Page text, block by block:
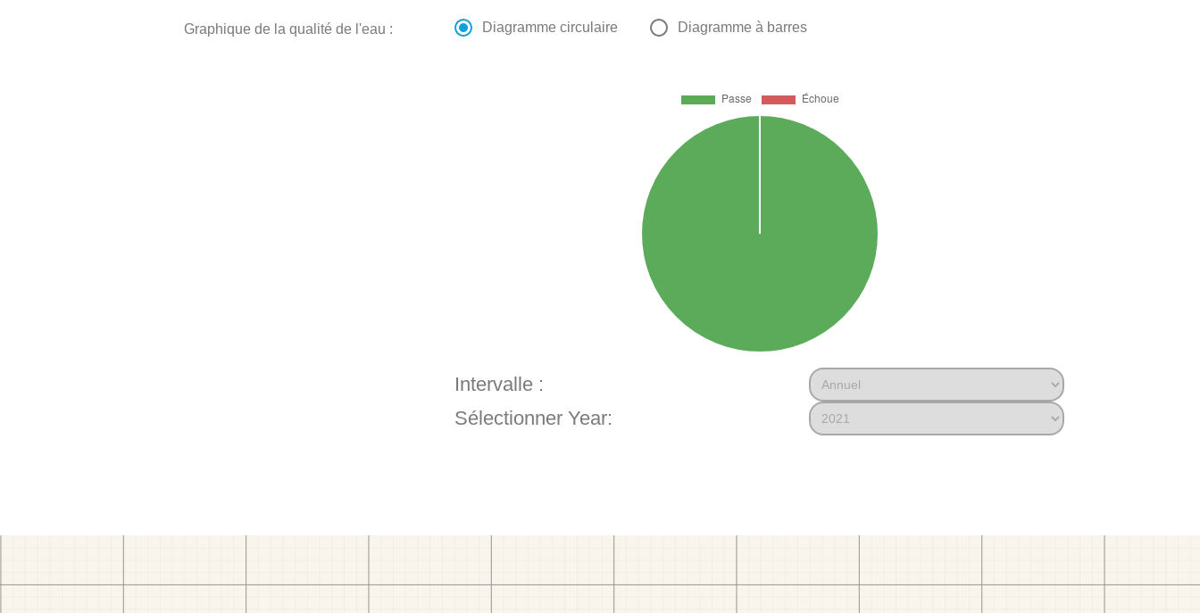
Graphique de la qualité de l'eau : Diagramme circulaire Diagramme à barres
Intervalle :
Sélectionner Year: